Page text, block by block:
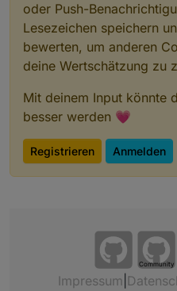
oder Push-
Lesezeichen speichern
bewerten, um anderen
deine Wertschätzung zu
Mit deinem Input könnte
besser werden 💗
Registrieren Anmelden
Community
Impressum